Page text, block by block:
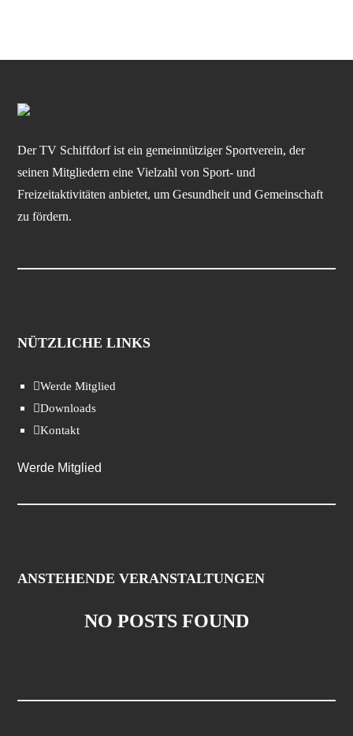
Der TV Schiffdorf ist ein gemeinnütziger Sportverein, der
seinen Mitgliedern eine Vielzahl von Sport- und
Freizeitaktivitäten anbietet, um Gesundheit und Gemeinschaft
zu fördern.
NÜTZLICHE LINKS
Werde Mitglied
Downloads
Kontakt
Werde Mitglied
ANSTEHENDE VERANSTALTUNGEN
NO POSTS FOUND